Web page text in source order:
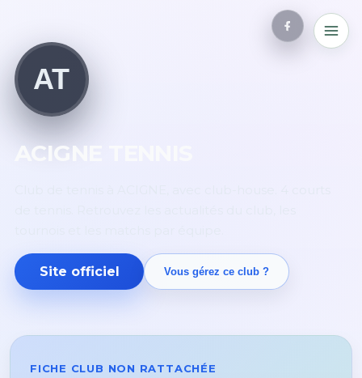
AT
ACIGNE TENNIS
Site officiel Vous gérez ce club ?
FICHE CLUB NON RATTACHÉE